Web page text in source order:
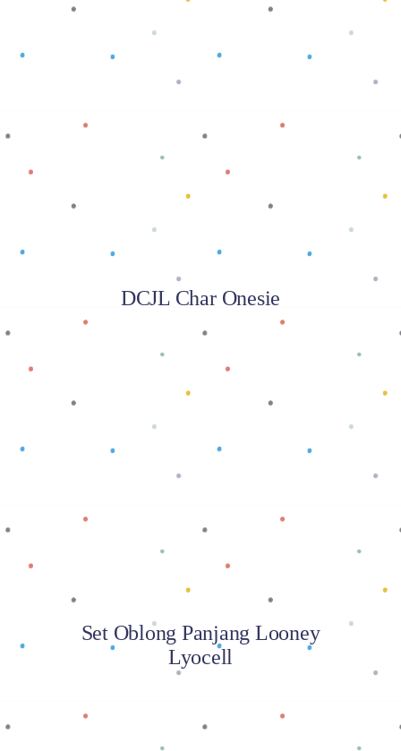
Baca selengkapnya
DCJL Char Onesie
Set Oblong Panjang Looney
Lyocell